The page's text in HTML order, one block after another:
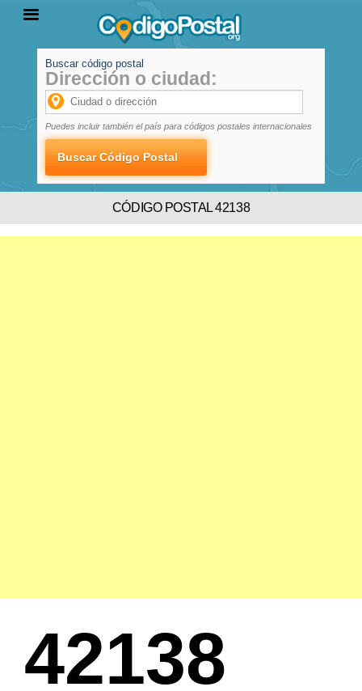
PROVINCIAS
LOCALIDADES
Buscar código postal
Dirección o ciudad:
Puedes incluir también el país para códigos postales internacionales
CÓDIGO POSTAL 42138
42138